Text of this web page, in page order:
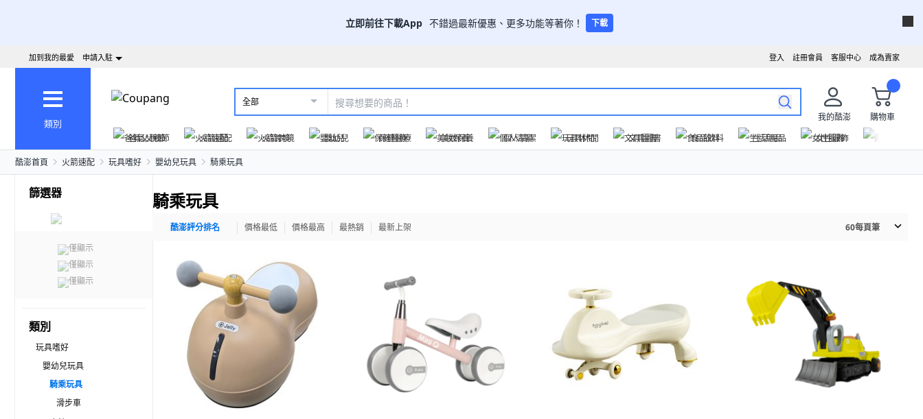
立即前往下載App 不錯過最新優惠、更多功能等著你！ 下載
成為賣家
客服中心
註冊會員
登入
加到我的最愛 申請入駐
類別
全部
我的酷澎
購物車
爸氣父親節
火箭速配 火箭跨境 嬰幼兒 保健醫療 美妝保養 個人清潔 玩具休閒 文具圖書 食品飲料 生活用品 女性服飾
酷澎首頁 火箭速配 玩具嗜好 嬰幼兒玩具 騎乘玩具
篩選器
僅顯示
僅顯示
僅顯示
類別
玩具嗜好
嬰幼兒玩具
騎乘玩具
滑步車
騎乘玩具
酷澎評分排名 價格最低 價格最高 最熱銷 最新上架 60每頁筆